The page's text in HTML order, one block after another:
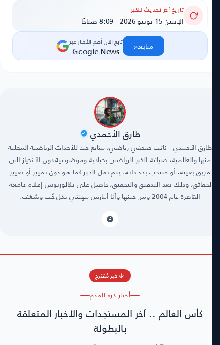
تاريخ آخر تحديث للخبر
الإثنين 15 يونيو 2026 - 8:09 صباحًا
تابع الآن أهم الأخبار عبر
Google News متابعة‹
طارق الأحمدي
طارق الأحمدي - كاتب صحفي رياضي، متابع جيد للأحداث الرياضية المحلية
منها والعالمية، صياغة الخبر الرياضي بحيادية وموضوعية دون الأنحياز إلى
فريق بعينه، أو منتخب بحد ذاته، يتم نقل الخبر كما هو دون تمييز أو تغيير
لحقائق، وذلك بعد التدقيق والتحقيق، حاصل على بكالوريوس إعلام جامعة
القاهرة عام 2004 ومن حينها وأنا أمارس مهنتي بكل حُب وشغف.
خبر مُقترح
أخبار كرة القدم
كأس العالم .. آخر المستجدات والأخبار المتعلقة
بالبطولة